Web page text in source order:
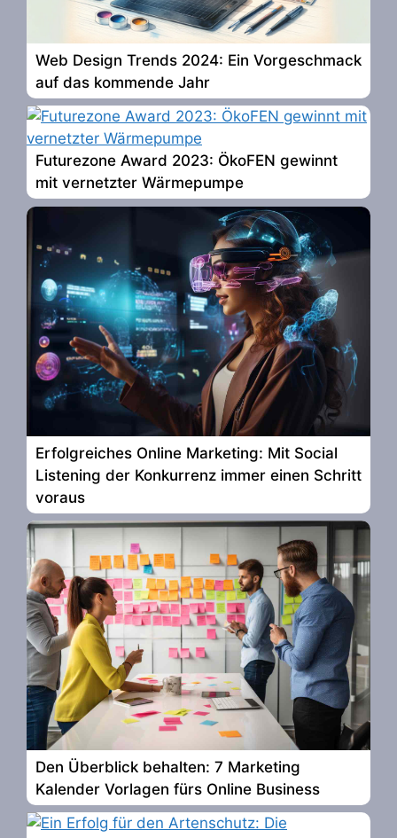
Web Design Trends 2024: Ein Vorgeschmack
auf das kommende Jahr
Futurezone Award 2023: ÖkoFEN gewinnt
mit vernetzter Wärmepumpe
Erfolgreiches Online Marketing: Mit Social
Listening der Konkurrenz immer einen Schritt
voraus
Den Überblick behalten: 7 Marketing
Kalender Vorlagen fürs Online Business